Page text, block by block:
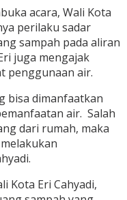
acara, Wali Kota
perilaku sadar
sampah pada aliran
juga mengajak
penggunaan air.
bisa dimanfaatkan
air. Salah
dari rumah, maka
Kota Eri Cahyadi,